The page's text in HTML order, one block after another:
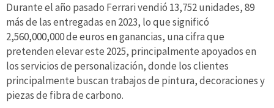
Durante el año pasado Ferrari vendió 13,752 unidades, 89
más de las entregadas en 2023, lo que significó
2,560,000,000 de euros en ganancias, una cifra que
pretenden elevar este 2025, principalmente apoyados en
los servicios de personalización, donde los clientes
principalmente buscan trabajos de pintura, decoraciones y
piezas de fibra de carbono.